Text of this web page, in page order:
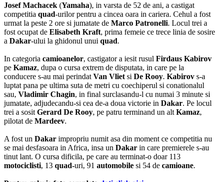
Josef Machacek (Yamaha), in varsta de 52 de ani, a castigat
competitia quad-urilor pentru a cincea oara in cariera. Cehul a fost
urmat la peste 2 ore si jumatate de Marco Patronelli. Locul trei a
fost ocupat de Elisabeth Kraft, prima femeie ce trece linia de sosire
a Dakar-ului la ghidonul unui quad.
In categoria camioanelor, castigator a iesit rusul Firdaus Kabirov
pe Kamaz, dupa o cursa extrem de disputata, in care pe la
conducere s-au mai perindat Van Vliet si De Rooy. Kabirov s-a
luptat pana pe ultima suta de metri cu coechiperul si conationalul
sau, Vladimir Chagin, in final surclasandu-l cu numai 3 minute si
jumatate, adjudecandu-si cea de-a doua victorie in Dakar. Pe locul
trei a sosit Gerard De Rooy, pe patru terminand un alt Kamaz,
pilotat de Mardeev.
A fost un Dakar impropriu numit asa din moment ce competitia nu
se mai desfasoara in Africa, insa un Dakar in care premierele s-au
tinut lant. O cursa dificila, pe care au terminat-o doar 113
motociclisti, 13 quad-uri, 91 automobile si 54 de camioane.